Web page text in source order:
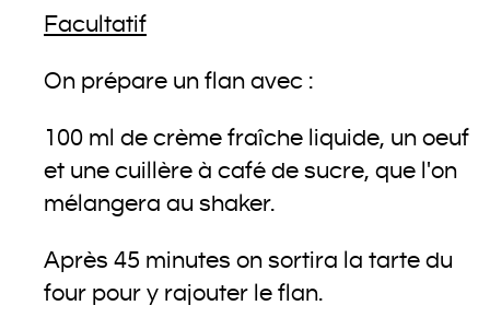
Facultatif
On prépare un flan avec :
100 ml de crème fraîche liquide, un oeuf
et une cuillère à café de sucre, que l'on
mélangera au shaker.
Après 45 minutes on sortira la tarte du
four pour y rajouter le flan.